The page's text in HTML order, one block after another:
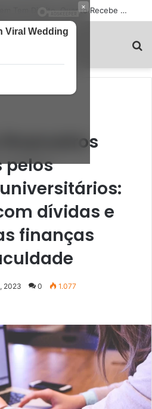
× O Que É Cashback e Como Receber Dinheiro de Volta em Todas as Compras
financeiros
pelos
dívidas e
finanças
2023 0 1.077